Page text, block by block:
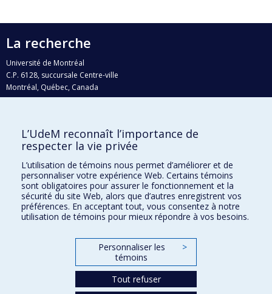
La recherche
Université de Montréal
C.P. 6128, succursale Centre-ville
Montréal, Québec, Canada
H3C 3J7
Qui fait quoi?
Nous trouver
Plan du site
Accessibilité
L’UdeM reconnaît l’importance de
respecter la vie privée
L’utilisation de témoins nous permet d’améliorer et de
personnaliser votre expérience Web. Certains témoins
sont obligatoires pour assurer le fonctionnement et la
sécurité du site Web, alors que d’autres enregistrent vos
préférences. En acceptant tout, vous consentez à notre
utilisation de témoins pour mieux répondre à vos besoins.
Personnaliser les
témoins
>
Tout refuser